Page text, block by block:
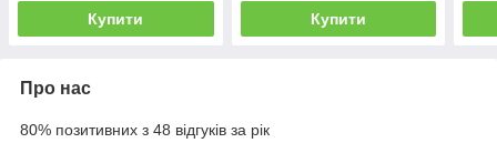
Купити Купити
Про нас
80% позитивних з 48 відгуків за рік